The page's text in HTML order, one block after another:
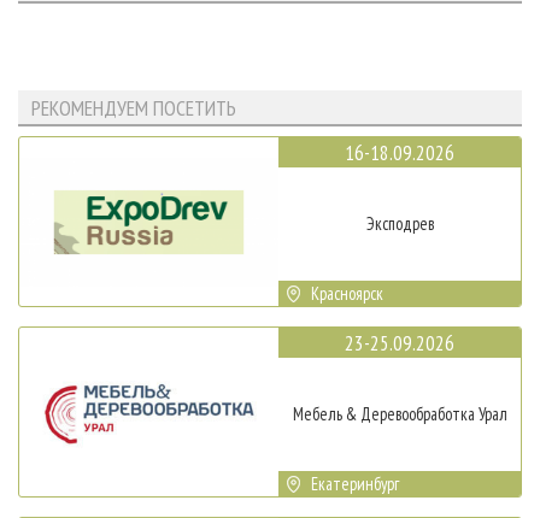
РЕКОМЕНДУЕМ ПОСЕТИТЬ
16-18.09.2026
Эксподрев
Красноярск
23-25.09.2026
Мебель & Деревообработка Урал
Екатеринбург